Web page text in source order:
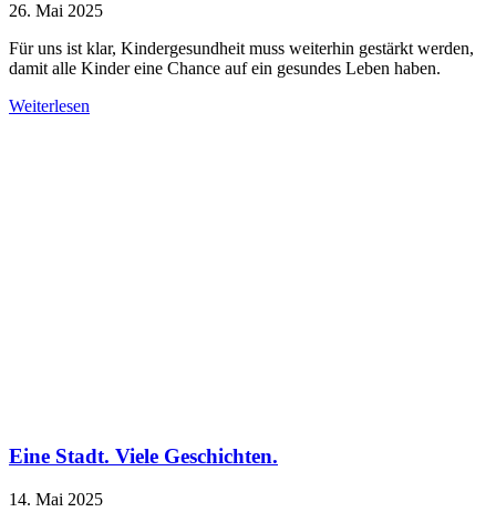
26. Mai 2025
Für uns ist klar, Kindergesundheit muss weiterhin gestärkt werden,
damit alle Kinder eine Chance auf ein gesundes Leben haben.
Weiterlesen
Eine Stadt. Viele Geschichten.
14. Mai 2025